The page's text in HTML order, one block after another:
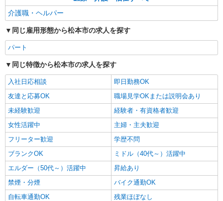
介護職・ヘルパー
同じ雇用形態から松本市の求人を探す
パート
同じ特徴から松本市の求人を探す
入社日応相談
即日勤務OK
友達と応募OK
職場見学OKまたは説明会あり
未経験歓迎
経験者・有資格者歓迎
女性活躍中
主婦・主夫歓迎
フリーター歓迎
学歴不問
ブランクOK
ミドル（40代～）活躍中
エルダー（50代～）活躍中
昇給あり
禁煙・分煙
バイク通勤OK
自転車通勤OK
残業ほぼなし